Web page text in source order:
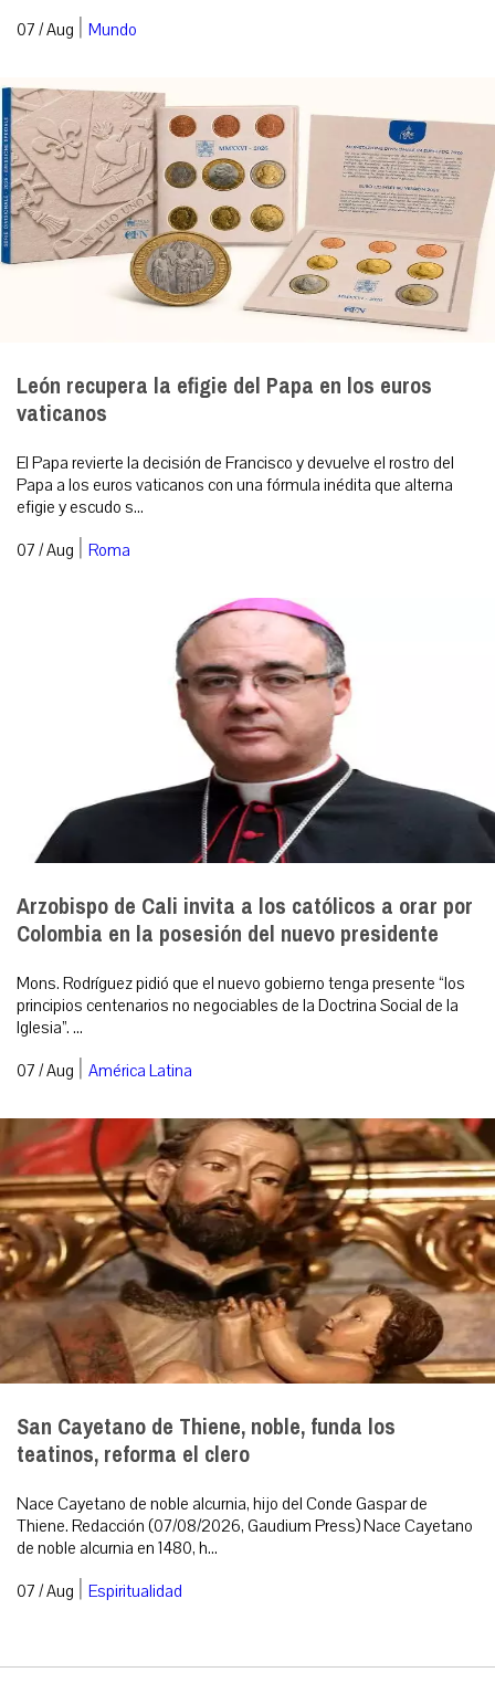
07 / Aug | Mundo
León recupera la efigie del Papa en los euros
vaticanos
El Papa revierte la decisión de Francisco y devuelve el rostro del
Papa a los euros vaticanos con una fórmula inédita que alterna
efigie y escudo s...
07 / Aug | Roma
Arzobispo de Cali invita a los católicos a orar por
Colombia en la posesión del nuevo presidente
Mons. Rodríguez pidió que el nuevo gobierno tenga presente “los
principios centenarios no negociables de la Doctrina Social de la
Iglesia”. ...
07 / Aug | América Latina
San Cayetano de Thiene, noble, funda los
teatinos, reforma el clero
Nace Cayetano de noble alcurnia, hijo del Conde Gaspar de
Thiene. Redacción (07/08/2026, Gaudium Press) Nace Cayetano
de noble alcurnia en 1480, h...
07 / Aug | Espiritualidad